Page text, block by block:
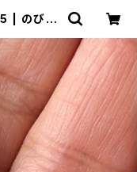
| のび工